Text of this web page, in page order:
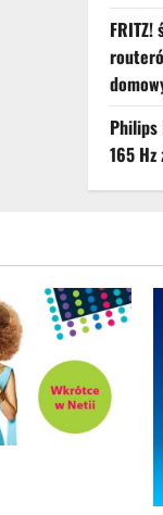
Philips
165